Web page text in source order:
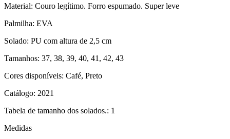
Material: Couro legítimo. Forro espumado. Super leve
Palmilha: EVA
Solado: PU com altura de 2,5 cm
Tamanhos: 37, 38, 39, 40, 41, 42, 43
Cores disponíveis: Café, Preto
Catálogo: 2021
Tabela de tamanho dos solados.: 1
Medidas